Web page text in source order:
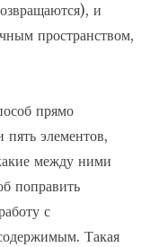
и
пространством,
прямо
пять элементов,
между ними
поправить
с
Такая